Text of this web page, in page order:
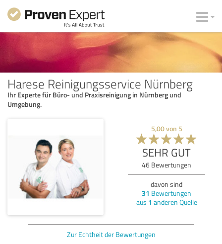
Harese Reinigungsservice Nürnberg
Ihr Experte für Büro- und Praxisreinigung in Nürnberg und
Umgebung.
5,00von 5
SEHR GUT
46 Bewertungen
davon sind
31 Bewertungen
aus 1 anderen Quelle
Zur Echtheit der Bewertungen